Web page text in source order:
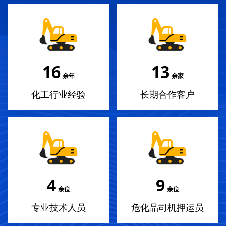
18 余年
化工行业经验
14 余家
长期合作客户
4 余位
专业技术人员
10 余位
危化品司机押运员